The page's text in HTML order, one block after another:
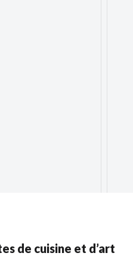
de cuisine et d’art